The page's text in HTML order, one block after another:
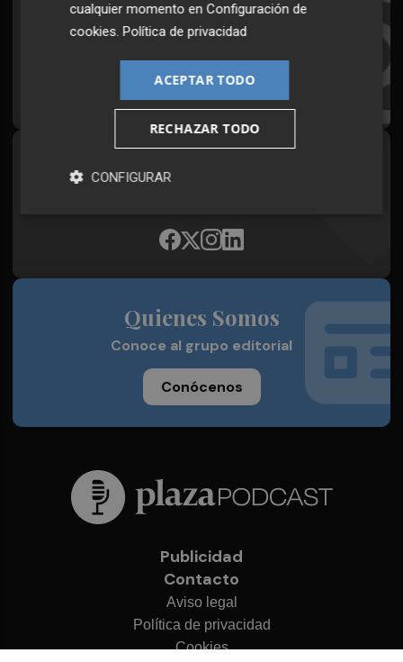
Suscríbete al Boletín
¡Quiero suscribirme!
Síguenos en redes
Quienes Somos
Conoce al grupo editorial
Conócenos
Publicidad
Contacto
Aviso legal
Política de privacidad
Cookies
cualquier momento enConfiguración de
cookies.Política de privacidad
ACEPTAR TODO
RECHAZAR TODO
CONFIGURAR